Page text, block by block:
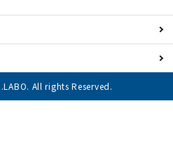
All rights Reserved.